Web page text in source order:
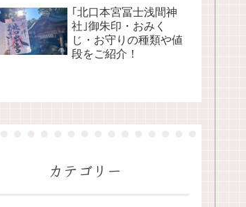
｢北口本宮冨士浅間神
社｣御朱印・おみく
じ・お守りの種類や値
段をご紹介！
カテゴリー